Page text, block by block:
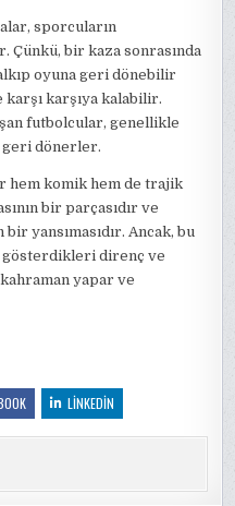
sporcuların
Çünkü, bir kaza sonrasında
oyuna geri dönebilir
karşıya kalabilir.
futbolcular, genellikle
geri dönerler.
hem komik hem de trajik
bir parçasıdır ve
yansımasıdır. Ancak, bu
gösterdikleri direnç ve
yapar ve
LINKEDIN